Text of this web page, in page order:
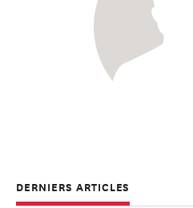
DERNIERS ARTICLES